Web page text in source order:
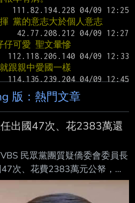
黨的意志大於個人意志
仔可愛 聖文暈慘
跟親中愛國一樣
版：熱門文章
出國47次、花2383萬還
民眾黨團質疑僑委會委員長
次、花費2383萬元公帑，對
聞稿回應，表示在外期間皆未
望民眾黨了解僑委會業務後再